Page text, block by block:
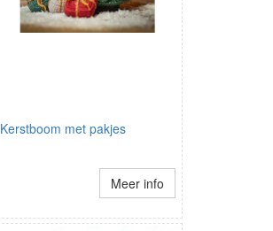
Kerstboom met pakjes
Meer info